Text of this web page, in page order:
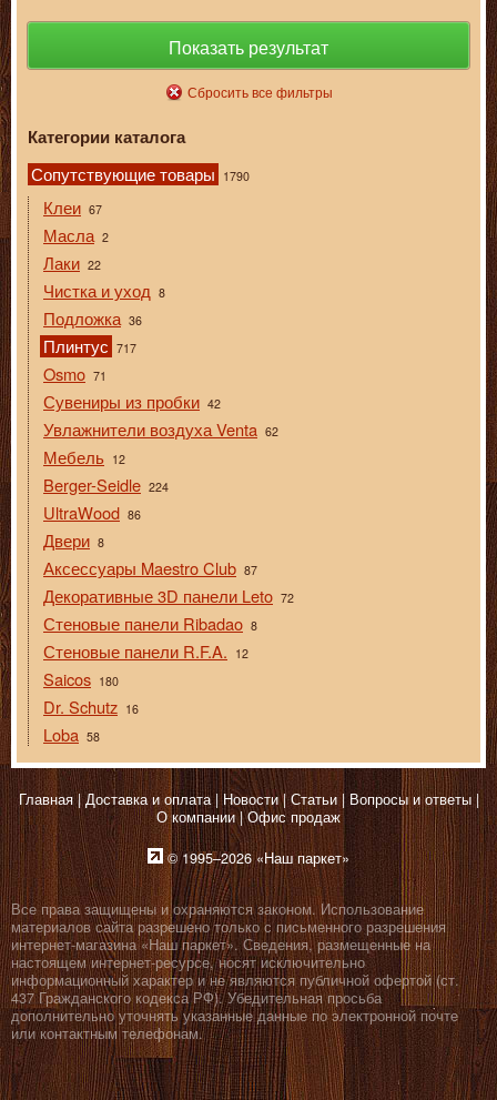
Показать результат
Сбросить все фильтры
Категории каталога
Сопутствующие товары 1790
Клеи 67
Масла 2
Лаки 22
Чистка и уход 8
Подложка 36
Плинтус 717
Osmo 71
Сувениры из пробки 42
Увлажнители воздуха Venta 62
Мебель 12
Berger-Seidle 224
UltraWood 86
Двери 8
Аксессуары Maestro Club 87
Декоративные 3D панели Leto 72
Стеновые панели Ribadao 8
Стеновые панели R.F.A. 12
Saicos 180
Dr. Schutz 16
Loba 58
Главная Доставка и оплата Новости Статьи
Вопросы и ответы
О компании Офис продаж
© 1995–2026 «Наш паркет»
Все права защищены и охраняются законом. Использование
материалов сайта разрешено только с письменного разрешения
интернет-магазина «Наш паркет». Сведения, размещенные на
настоящем интернет-ресурсе, носят исключительно
информационный характер и не являются публичной офертой (ст.
437 Гражданского кодекса РФ). Убедительная просьба
дополнительно уточнять указанные данные по электронной почте
или контактным телефонам.